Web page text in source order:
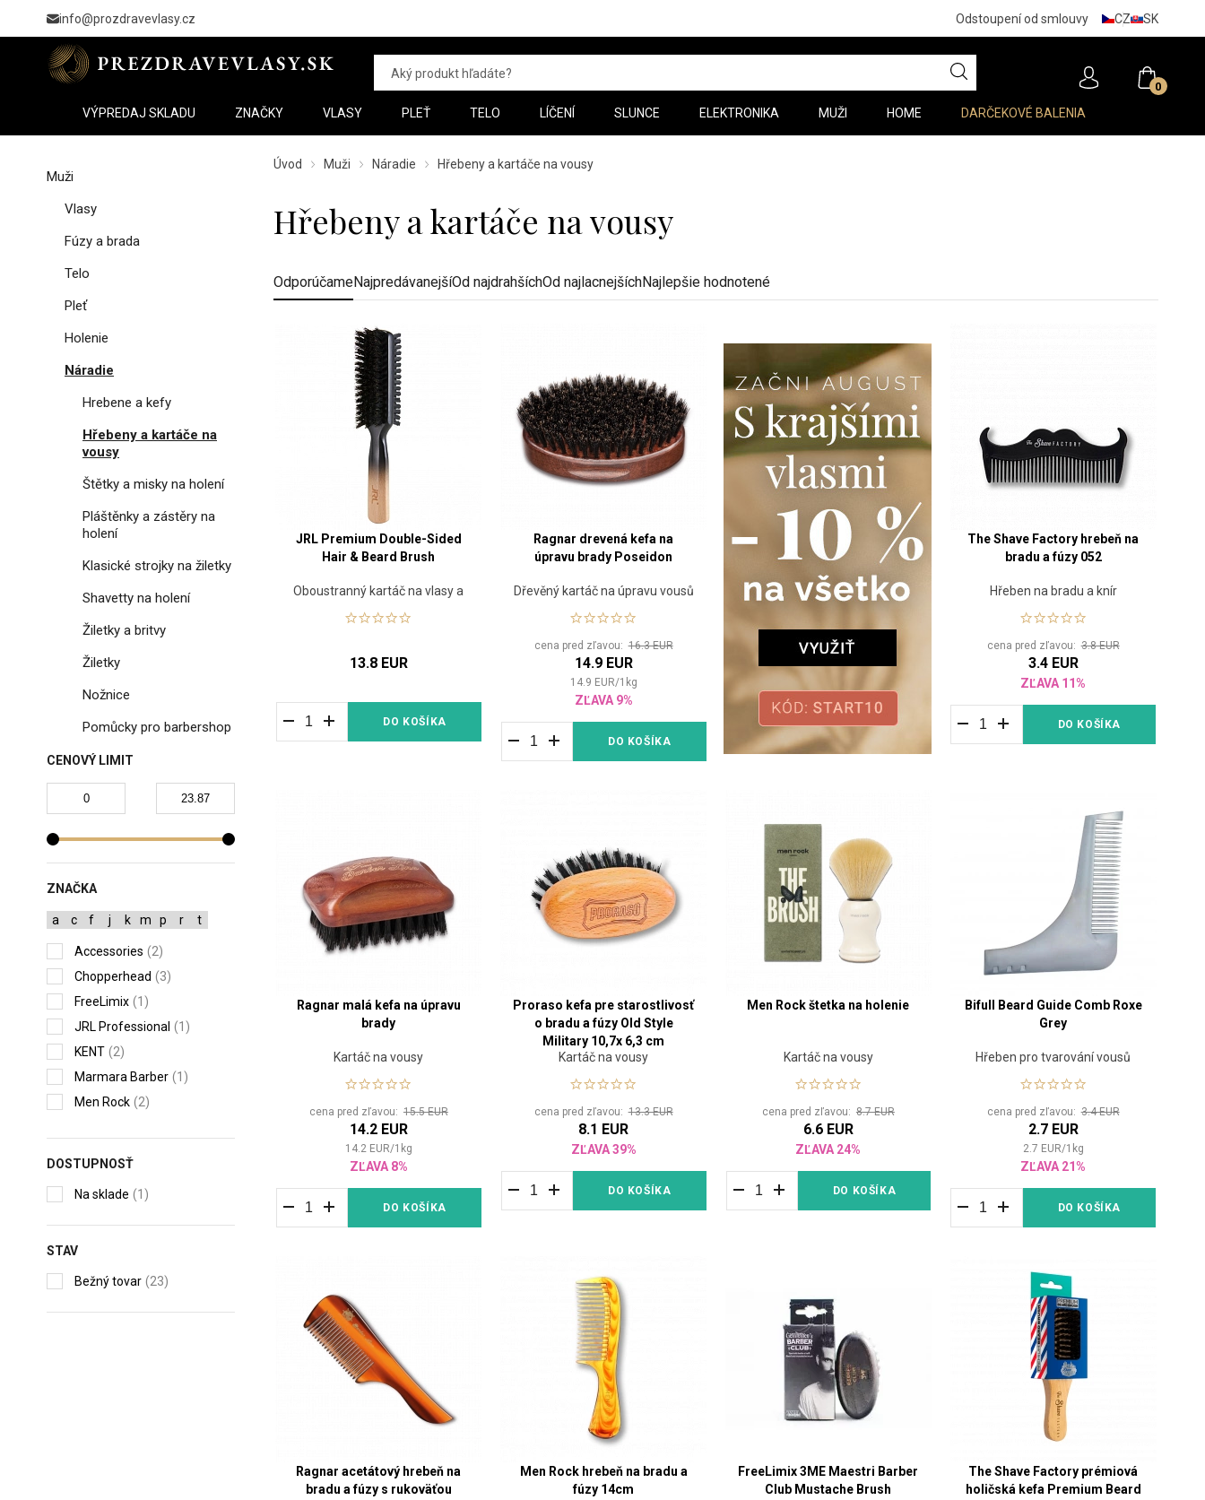
info@prozdravevlasy.cz Odstoupení od smlouvy CZ SK
0
VÝPREDAJ SKLADU ZNAČKY VLASY PLEŤ TELO LÍČENÍ SLUNCE ELEKTRONIKA MUŽI HOME DARČEKOVÉ BALENIA
Muži
Vlasy
Fúzy a brada
Telo
Pleť
Holenie
Náradie
Hrebene a kefy
Hřebeny a kartáče na
vousy
Štětky a misky na holení
Pláštěnky a zástěry na
holení
Klasické strojky na žiletky
Shavetty na holení
Žiletky a britvy
Žiletky
Nožnice
Pomůcky pro barbershop
CENOVÝ LIMIT
ZNAČKA
a c f j k m p r t
Accessories (2)
Chopperhead (3)
FreeLimix (1)
JRL Professional (1)
KENT (2)
Marmara Barber (1)
Men Rock (2)
REUZEL (1)
The Shave Factory (2)
DOSTUPNOSŤ
Na sklade (1)
STAV
Bežný tovar (23)
Úvod Muži Náradie Hřebeny a kartáče na vousy
Hřebeny a kartáče na vousy
OdporúčameNajpredávanejšíOd najdrahšíchOd najlacnejšíchNajlepšie hodnotené
JRL Premium Double-Sided
Hair & Beard Brush
Oboustranný kartáč na vlasy a
13.8 EUR
DO KOŠÍKA
Ragnar drevená kefa na
úpravu brady Poseidon
Dřevěný kartáč na úpravu vousů
cena pred zľavou:16.3 EUR
14.9 EUR
14.9 EUR/1 kg
ZĽAVA 9%
DO KOŠÍKA
The Shave Factory hrebeň na
bradu a fúzy 052
Hřeben na bradu a knír
cena pred zľavou:3.8 EUR
3.4 EUR
ZĽAVA 11%
DO KOŠÍKA
Ragnar malá kefa na úpravu
brady
Kartáč na vousy
cena pred zľavou: 15.5 EUR
14.2 EUR
14.2 EUR/1 kg
ZĽAVA 8%
DO KOŠÍKA
Proraso kefa pre starostlivosť
o bradu a fúzy Old Style
Military 10,7x 6,3 cm
Kartáč na vousy
cena pred zľavou:13.3 EUR
8.1 EUR
ZĽAVA 39%
DO KOŠÍKA
Men Rock štetka na holenie
Kartáč na vousy
cena pred zľavou: 8.7 EUR
6.6 EUR
ZĽAVA 24%
DO KOŠÍKA
Bifull Beard Guide Comb Roxe
Grey
Hřeben pro tvarování vousů
cena pred zľavou:3.4 EUR
2.7 EUR
2.7 EUR/1 kg
ZĽAVA 21%
DO KOŠÍKA
Ragnar acetátový hrebeň na
bradu a fúzy s rukoväťou
Men Rock hrebeň na bradu a
fúzy 14cm
FreeLimix 3ME Maestri Barber
Club Mustache Brush
The Shave Factory prémiová
holičská kefa Premium Beard